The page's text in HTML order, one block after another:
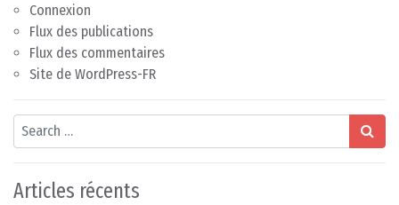
Connexion
Flux des publications
Flux des commentaires
Site de WordPress-FR
Search
Articles récents